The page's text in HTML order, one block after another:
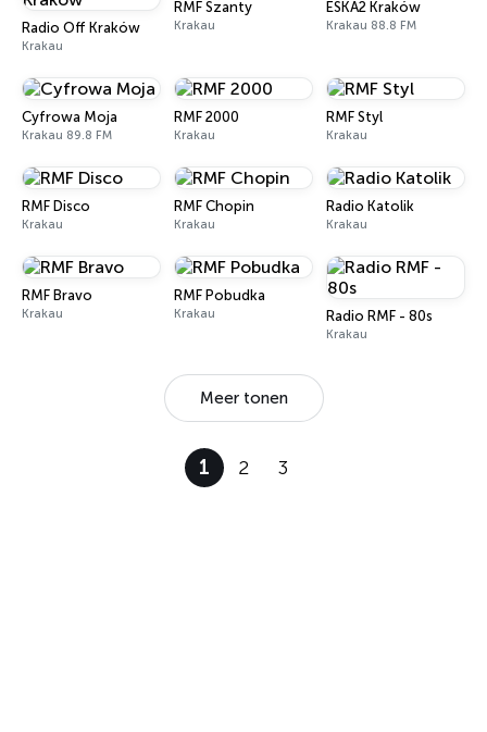
Radio Off Kraków
Krakau
RMF Szanty
Krakau
ESKA2 Kraków
Krakau 88.8 FM
Cyfrowa Moja
Krakau 89.8 FM
RMF 2000
Krakau
RMF Styl
Krakau
RMF Disco
Krakau
RMF Chopin
Krakau
Radio Katolik
Krakau
RMF Bravo
Krakau
RMF Pobudka
Krakau Radio RMF - 80s
Krakau
Meer tonen
1 2 3